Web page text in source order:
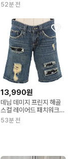
52분 전
13,990원
데님 데미지 프린지 해골
스컬 레이어드 패치워크
청반바지 숏팬츠 진청바지
워싱 수술 디스트로이드
53분 전